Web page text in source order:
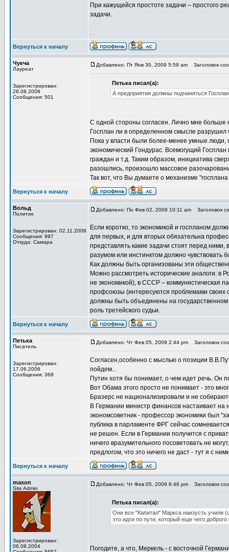
При кажущейся простоте задачи – простого
задачи.
.
Вернуться к началу
Чукча
Лауреат
Зарегистрирован:
28.08.2008
Сообщения: 501
Добавлено: Пт Янв 30, 2009 5:59 am Заголовок
Петька писал(а):
А предприятия должны подчиняться
С одной стороны согласен. Лично мне больше
Госплан ли в определенном смысле разрушил
Пока у власти были более-менее умные люди,
экономический Гондурас. Всемогущий
граждан и т.д. Таким образом, инициатива
разошлись, произошло массовое
Так вот, что Вы думаете о механизме
Вернуться к началу
Вольд
Политик
Зарегистрирован: 02.11.2008
Сообщения: 997
Откуда: Самара
Добавлено: Пн Фев 02, 2009 10:11 am Заголовок
Если коротко, то экономикой и госпланом
для первых, и для вторых обязательна
представлять какие задачи стоят перед
разумом или инстинктом должно чувствовать
Как должны быть организованы эти
Можно рассмотреть исторические аналоги: в
не экономикой), в СССР – коммунистическая
профсоюзы (интересуются проблемами своих
должны быть объединены на
роль третейского судьи.
Вернуться к началу
Петька
Писатель
Зарегистрирован:
17.06.2006
Сообщения: 368
Добавлено: Чт Фев 05, 2009 2:44 pm Заголовок
Согласен,особенно с мыслью о позиции
пойдем...
Путин хотя бы понимает, о чем идет речь. Он
Вот Обама этого просто не понимает - это
Бразерс не национализировали и не
В Германии министр финансов настаивает на
экономсоветник - профессор экономики был
публика в парламенте ФРГ сейчас
не решен. Если в Германии получится с
ничего вразумительного посоветовать не
предлогом, что это ничего не даст - тут я с
Вернуться к началу
maxon
Site Admin
Зарегистрирован:
06.08.2004
Добавлено: Чт Фев 05, 2009 6:46 pm Заголовок
Петька писал(а):
Они все "Капитал" Маркса наизусть учили
это идти по пути, который еще чего
Погодите, а что, Меркель - с восточной